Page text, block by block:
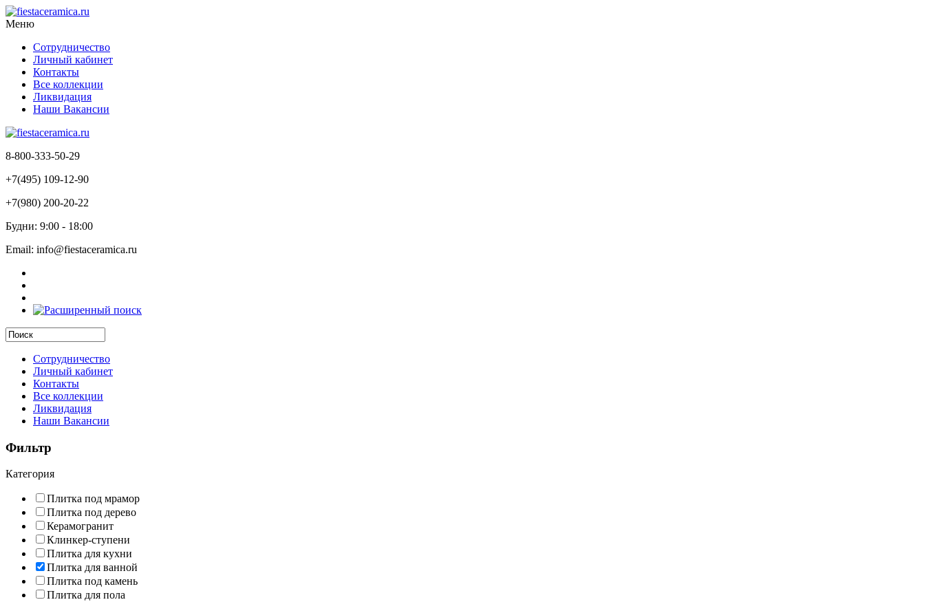
Меню
Сотрудничество
Личный кабинет
Контакты
Все коллекции
Ликвидация
Наши Вакансии
8-800-333-50-29
+7(495) 109-12-90
+7(980) 200-20-22
Будни: 9:00 - 18:00
Email: info@fiestaceramica.ru
Сотрудничество
Личный кабинет
Контакты
Все коллекции
Ликвидация
Наши Вакансии
Фильтр
Категория
Плитка под мрамор
Плитка под дерево
Керамогранит
Клинкер-ступени
Плитка для кухни
Плитка для ванной
Плитка под камень
Плитка для пола